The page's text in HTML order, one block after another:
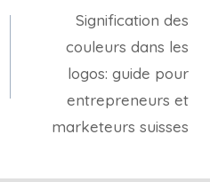
Signification des
couleurs dans les
logos: guide pour
entrepreneurs et
marketeurs suisses